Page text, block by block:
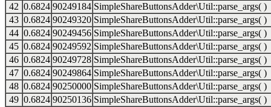
42 0.6824 90249184 SimpleShareButtonsAdder\Util::parse_args( )
43 0.6824 90249320 SimpleShareButtonsAdder\Util::parse_args( )
44 0.6824 90249456 SimpleShareButtonsAdder\Util::parse_args( )
45 0.6824 90249592 SimpleShareButtonsAdder\Util::parse_args( )
46 0.6824 90249728 SimpleShareButtonsAdder\Util::parse_args( )
47 0.6824 90249864 SimpleShareButtonsAdder\Util::parse_args( )
48 0.6824 90250000 SimpleShareButtonsAdder\Util::parse_args( )
49 0.6824 90250136 SimpleShareButtonsAdder\Util::parse_args( )